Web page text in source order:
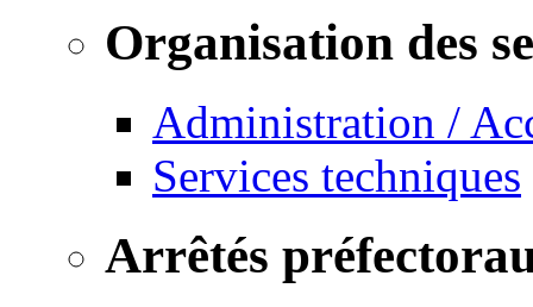
Organisation des
Administration /
Services techniques
Arrêtés